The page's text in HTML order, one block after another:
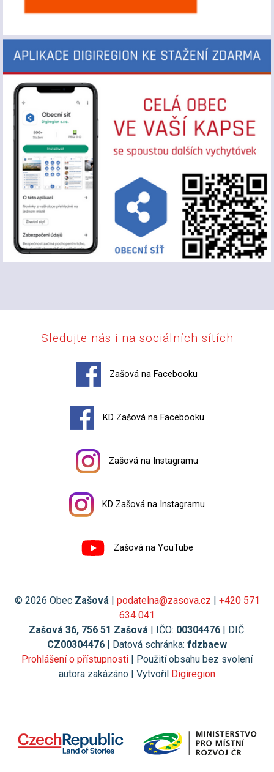
Sledujte nás i na sociálních sítích
Zašová na Facebooku
KD Zašová na Facebooku
Zašová na Instagramu
KD Zašová na Instagramu
Zašová na YouTube
© 2026 Obec Zašová | podatelna@zasova.cz | +420 571
634 041
Zašová 36, 756 51 Zašová | IČO: 00304476| DIČ:
CZ00304476 | Datová schránka: fdzbaew
Prohlášení o přístupnosti | Použití obsahu bez svolení
autora zakázáno | Vytvořil Digiregion